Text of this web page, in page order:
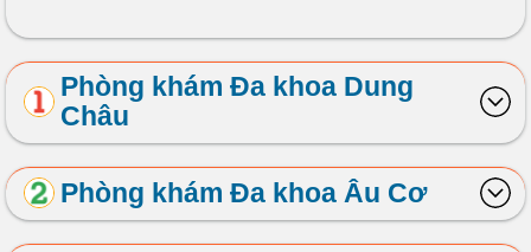
i
o
n
Phòng khám Đa khoa Dung
Châu
Phòng khám Đa khoa Âu Cơ